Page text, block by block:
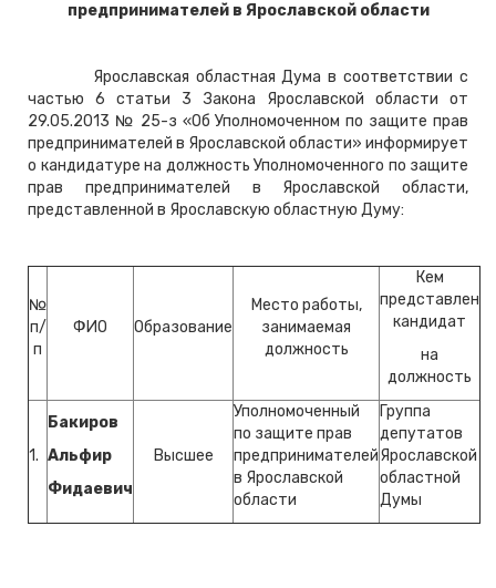
предпринимателей в Ярославской области
Ярославская областная Дума в соответствии с
частью 6 статьи 3 Закона Ярославской области от
29.05.2013 № 25-з «Об Уполномоченном по защите прав
предпринимателей в Ярославской области» информирует
о кандидатуре на должность Уполномоченного по защите
прав предпринимателей в Ярославской области,
представленной в Ярославскую областную Думу:
№
п/
п
ФИО Образование
Место работы,
занимаемая
должность
Кем
представлен
кандидат
на
должность
1.
Бакиров
Альфир
Фидаевич
Высшее
Уполномоченный
по защите прав
предпринимателей
в Ярославской
области
Группа
депутатов
Ярославской
областной
Думы